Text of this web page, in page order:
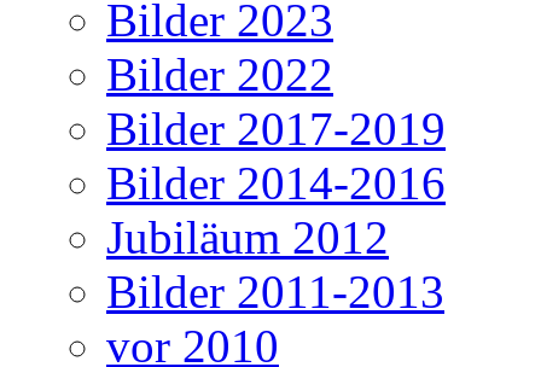
Bilder 2023
Bilder 2022
Bilder 2017-2019
Bilder 2014-2016
Jubiläum 2012
Bilder 2011-2013
vor 2010